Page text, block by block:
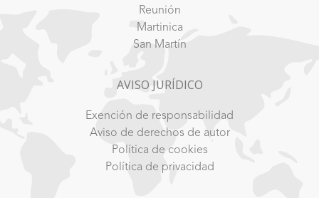
Reunión
Martinica
San Martín
AVISO JURÍDICO
Exención de responsabilidad
Aviso de derechos de autor
Política de cookies
Política de privacidad